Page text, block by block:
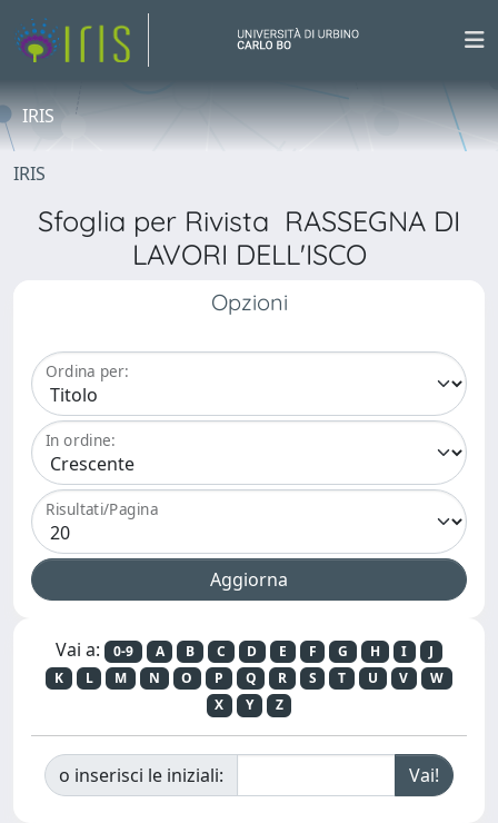
IRIS
IRIS
Sfoglia per Rivista RASSEGNA DI
LAVORI DELL'ISCO
Opzioni
Ordina per:
In ordine:
Risultati/Pagina
Vai a: 0-9 A B C D E F G H I
J
K
L M N O P Q R S T U V
W
X
Y Z
o inserisci le iniziali: